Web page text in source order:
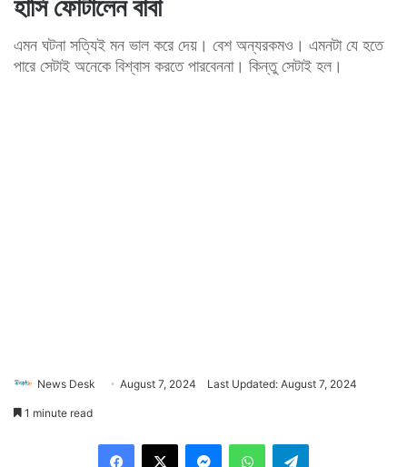
হাসি ফোটালেন বাবা
এমন ঘটনা সত্যিই মন ভাল করে দেয়। বেশ অন্যরকমও। এমনটা যে হতে
পারে সেটাই অনেকে বিশ্বাস করতে পারবেননা। কিন্তু সেটাই হল।
News Desk August 7, 2024 Last Updated: August 7, 2024
1 minute read